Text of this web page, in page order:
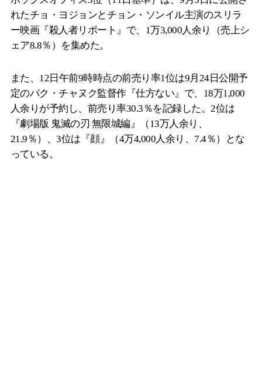
れたチョ・ヨジョンとチョン・ソンイル主演のスリラ
ー映画『殺人者リポート』で、1万3,000人余り（売上シ
ェア8.8％）を集めた。
また、12日午前9時時点の前売り率1位は9月24日公開予
定のパク・チャヌク監督作『仕方ない』で、18万1,000
人余りが予約し、前売り率30.3％を記録した。2位は
『劇場版 鬼滅の刃 無限城編』（13万人余り、
21.9％）、3位は『顔』（4万4,000人余り、7.4％）とな
っている。